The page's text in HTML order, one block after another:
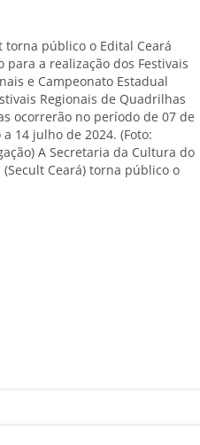
torna público o Edital Ceará
para a realização dos Festivais
e Campeonato Estadual
Regionais de Quadrilhas
ocorrerão no período de 07 de
14 julho de 2024. (Foto:
A Secretaria da Cultura do
(Secult Ceará) torna público o